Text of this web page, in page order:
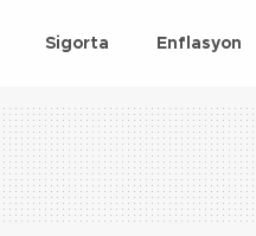
Sigorta Enflasyon